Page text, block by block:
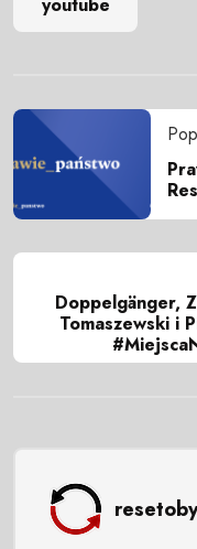
youtube
Doppelgänger,
Tomaszewski i